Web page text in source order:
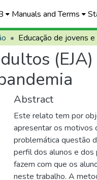
Manuals and Terms
Abstract
Este relato tem por
apresentar os motivos
problemática questão
perfil dos alunos e dos
fazem com que os
neste trabalho. A